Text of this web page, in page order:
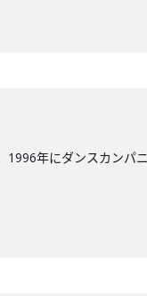
年にダンスカン